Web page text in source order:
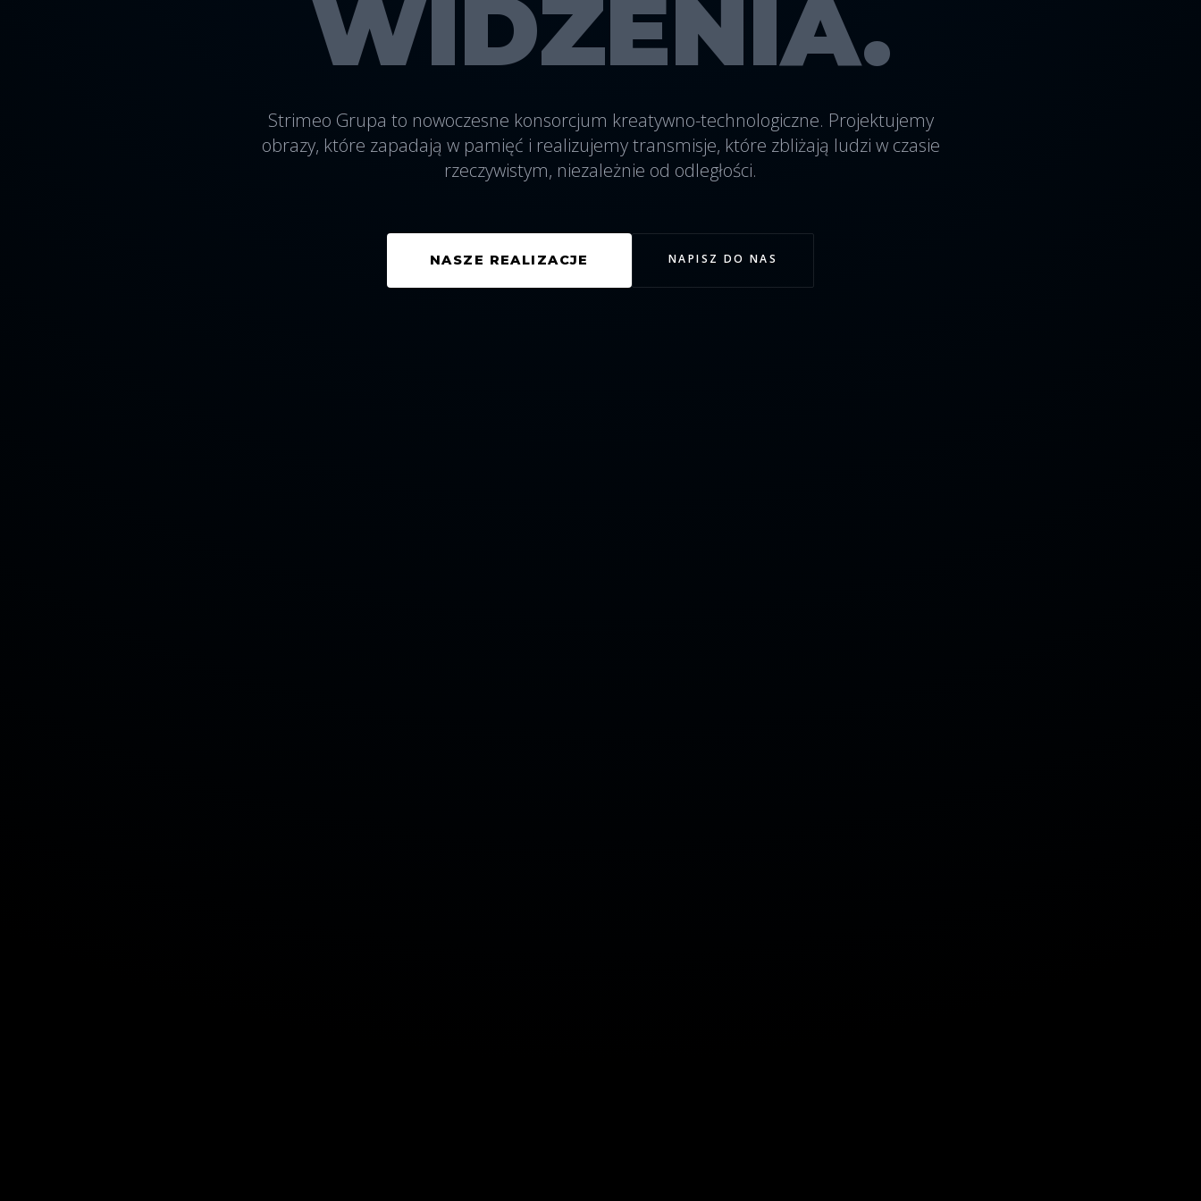
WIDZENIA.
Strimeo Grupa to nowoczesne konsorcjum kreatywno-technologiczne. Projektujemy
obrazy, które zapadają w pamięć i realizujemy transmisje, które zbliżają ludzi w czasie
rzeczywistym, niezależnie od odległości.
NASZE REALIZACJE NAPISZ DO NAS